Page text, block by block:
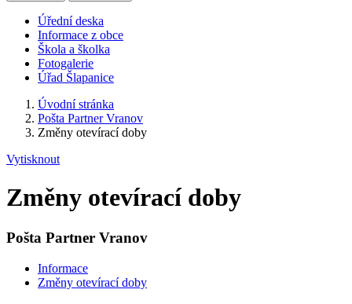
Úřední deska
Informace z obce
Škola a školka
Fotogalerie
Úřad Šlapanice
Úvodní stránka
Pošta Partner Vranov
Změny otevírací doby
Vytisknout
Změny otevírací doby
Pošta Partner Vranov
Informace
Změny otevírací doby